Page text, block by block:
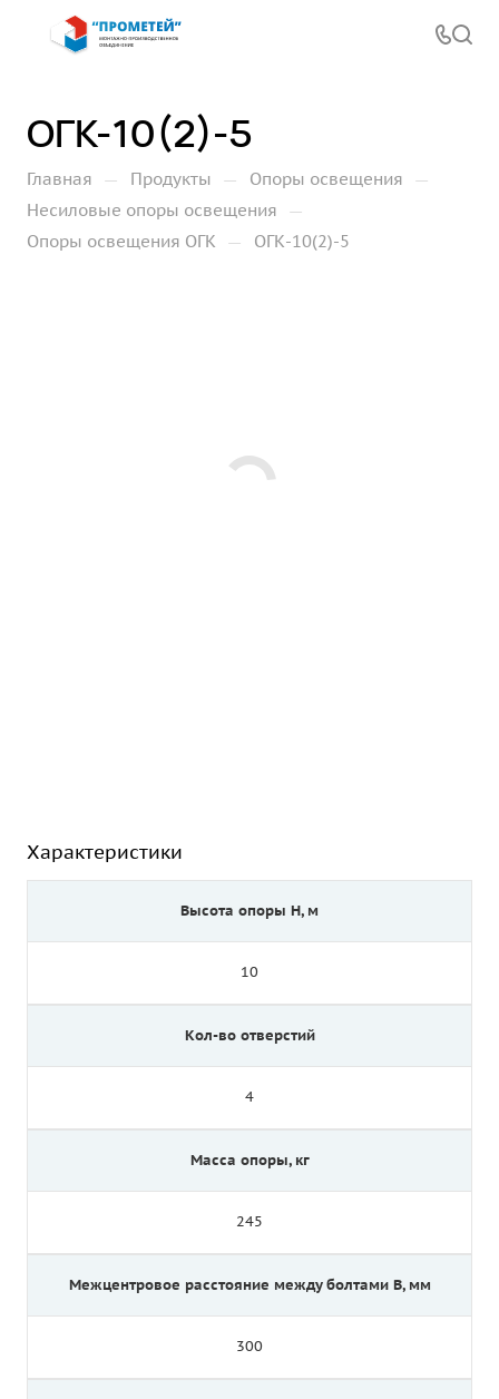
ОГК-10(2)-5
Главная — Продукты — Опоры освещения —
Несиловые опоры освещения —
Опоры освещения ОГК — ОГК-10(2)-5
Характеристики
Высота опоры Н, м
10
Кол-во отверстий
4
Масса опоры, кг
245
Межцентровое расстояние между болтами B, мм
300